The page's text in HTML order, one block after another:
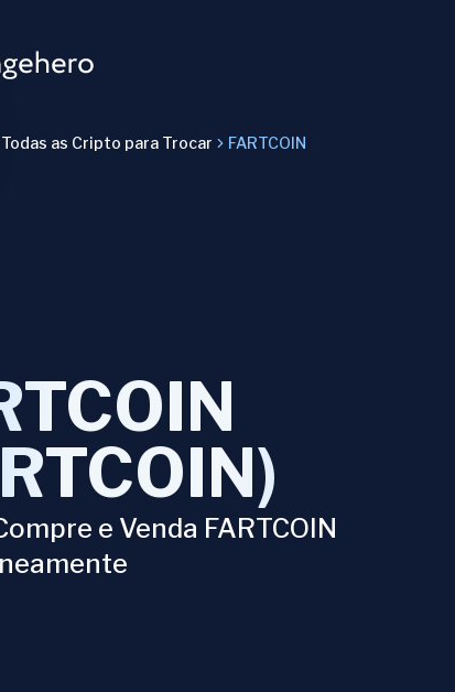
Todas as Cripto para Trocar FARTCOIN
e Venda FARTCOIN